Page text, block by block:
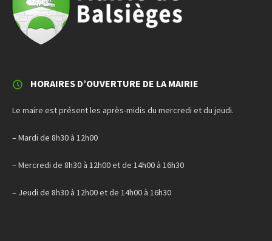
HORAIRES D’OUVERTURE DE LA MAIRIE
Le maire est présent les après-midis du mercredi et du jeudi.
– Mardi de 8h30 à 12h00
– Mercredi de 8h30 à 12h00 et de 14h00 à 16h30
– Jeudi de 8h30 à 12h00 et de 14h00 à 16h30